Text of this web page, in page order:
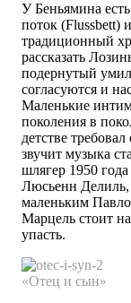
У Беньямина
поток (Flussbett)
традиционный
рассказать
подернутый
согласуются и
Маленькие
поколения в
детстве
звучит музыка
шлягер 1950
Люсьенн
маленьким
Марцель стоит
упасть.
«Отец и сын»